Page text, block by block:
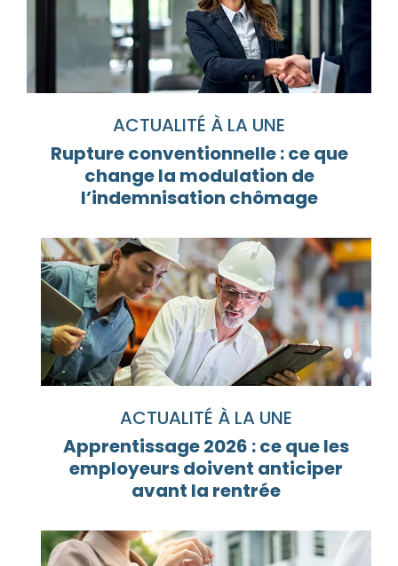
ACTUALITÉ À LA UNE
Rupture conventionnelle : ce que
change la modulation de
l’indemnisation chômage
ACTUALITÉ À LA UNE
Apprentissage 2026 : ce que les
employeurs doivent anticiper
avant la rentrée